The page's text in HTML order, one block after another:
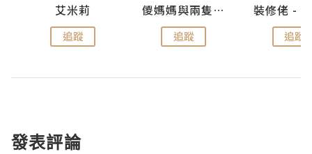
艾米莉
追蹤
儍媽媽與兩隻小魔怪之家
追蹤 追蹤
發表評論